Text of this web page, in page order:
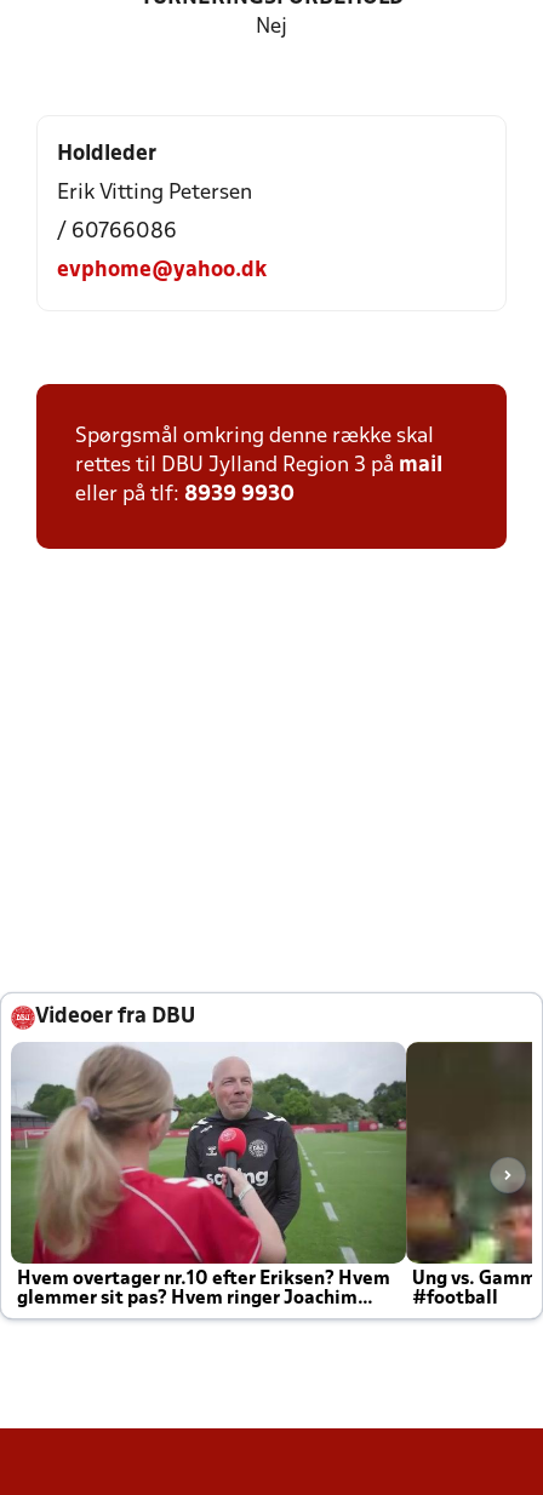
Nej
Holdleder
Erik Vitting Petersen
/ 60766086
evphome@yahoo.dk
Spørgsmål omkring denne række skal
rettes til DBU Jylland Region 3 på mail
eller på tlf: 8939 9930
Videoer fra DBU
Hvem overtager nr.10 efter Eriksen? Hvem
glemmer sit pas? Hvem ringer Joachim
altid til efter kampe?
Ung vs.
#football